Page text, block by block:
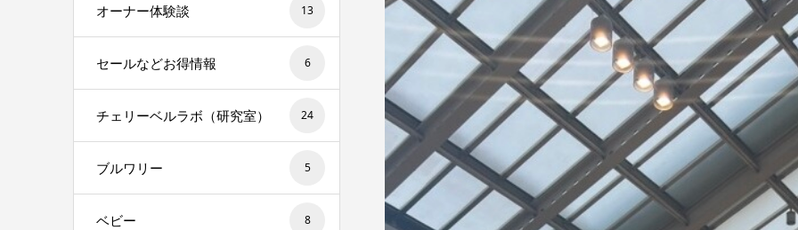
オーナー体験談 13
セールなどお得情報 6
チェリーベルラボ（研究室） 24
ブルワリー 5
ベビー 8